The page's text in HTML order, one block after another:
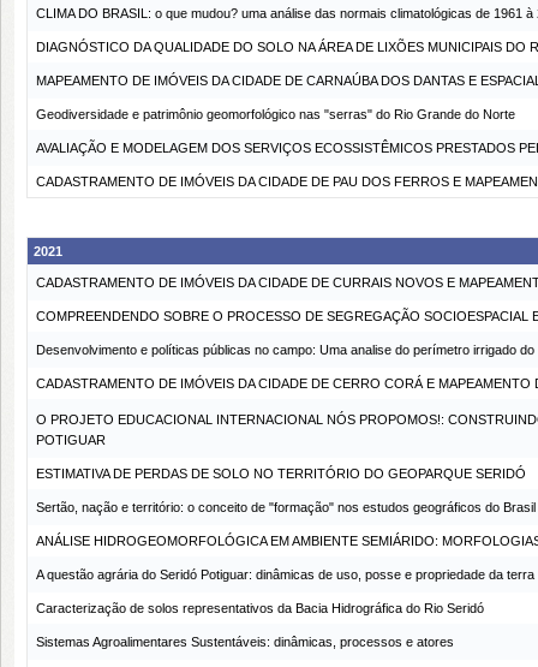
CLIMA DO BRASIL: o que mudou? uma análise das normais climatológicas de 1961 à
DIAGNÓSTICO DA QUALIDADE DO SOLO NA ÁREA DE LIXÕES MUNICIPAIS DO
MAPEAMENTO DE IMÓVEIS DA CIDADE DE CARNAÚBA DOS DANTAS E
Geodiversidade e patrimônio geomorfológico nas "serras" do Rio Grande do Norte
AVALIAÇÃO E MODELAGEM DOS SERVIÇOS ECOSSISTÊMICOS PRESTADOS
CADASTRAMENTO DE IMÓVEIS DA CIDADE DE PAU DOS FERROS E
2021
CADASTRAMENTO DE IMÓVEIS DA CIDADE DE CURRAIS NOVOS E
COMPREENDENDO SOBRE O PROCESSO DE SEGREGAÇÃO SOCIOESPACIAL
Desenvolvimento e políticas públicas no campo: Uma analise do perímetro irrigado
CADASTRAMENTO DE IMÓVEIS DA CIDADE DE CERRO CORÁ E
O PROJETO EDUCACIONAL INTERNACIONAL NÓS PROPOMOS!:
POTIGUAR
ESTIMATIVA DE PERDAS DE SOLO NO TERRITÓRIO DO GEOPARQUE SERIDÓ
Sertão, nação e território: o conceito de "formação" nos estudos geográficos do Brasil
ANÁLISE HIDROGEOMORFOLÓGICA EM AMBIENTE SEMIÁRIDO:
A questão agrária do Seridó Potiguar: dinâmicas de uso, posse e propriedade da terra
Caracterização de solos representativos da Bacia Hidrográfica do Rio Seridó
Sistemas Agroalimentares Sustentáveis: dinâmicas, processos e atores